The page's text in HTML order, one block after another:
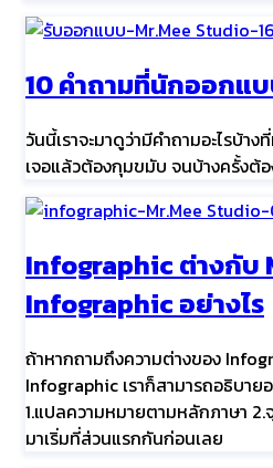
10 คำถามที่นักออกแ
วันนี้เราจะมาดูว่ามีคำถามอะไรบ้
เจอแล้วต้องกุมขมับ จนบ้างครั้งต้
Infographic ต่างกับ
Infographic อย่างไร
ถ้าหากถามถึงความต่างของ
Infographic เราก็สามารถอธิบา
1.แปลความหมายตามหลักภาษา 2.
มาเริ่มที่ส่วนแรกกันก่อนเลย